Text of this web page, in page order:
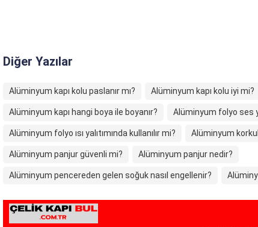
Diğer Yazılar
Alüminyum kapı kolu paslanır mı? Alüminyum kapı kolu iyi mi?
Alüminyum kapı hangi boya ile boyanır? Alüminyum folyo ses
Alüminyum folyo ısı yalıtımında kullanılır mi? Alüminyum
Alüminyum panjur güvenli mi? Alüminyum panjur nedir?
Alüminyum pencereden gelen soğuk nasıl engellenir?